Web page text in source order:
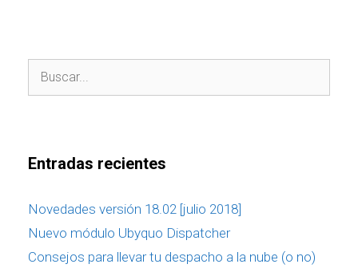
Entradas recientes
Novedades versión 18.02 [julio 2018]
Nuevo módulo Ubyquo Dispatcher
Consejos para llevar tu despacho a la nube (o no)